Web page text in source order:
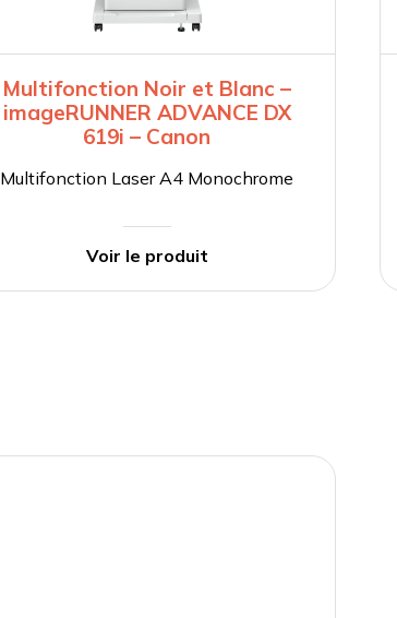
Multifonction Noir et Blanc –
imageRUNNER ADVANCE DX
619i – Canon
Multifonction Laser A4 Monochrome
Voir le produit